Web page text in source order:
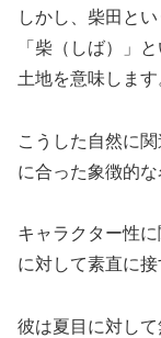
しかし、柴田と
「柴（しば）」
土地を意味します
こうした自然に
に合った象徴的な
キャラクター性
に対して素直に接
彼は夏目に対し